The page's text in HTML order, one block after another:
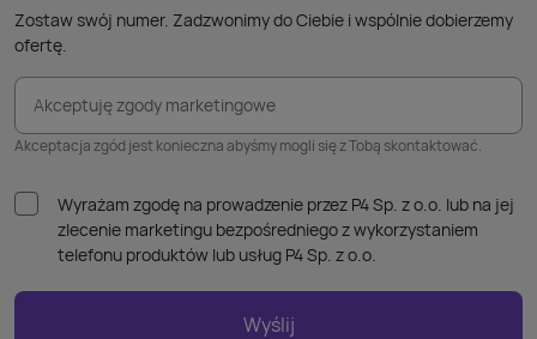
Zostaw swój numer. Zadzwonimy do Ciebie i wspólnie dobierzemy
ofertę.
Akceptuję zgody marketingowe
Akceptacja zgód jest konieczna abyśmy mogli się z Tobą skontaktować.
Wyrażam zgodę na prowadzenie przez P4 Sp. z o.o. lub na jej
zlecenie marketingu bezpośredniego z wykorzystaniem
telefonu produktów lub usług P4 Sp. z o.o.
Wyślij